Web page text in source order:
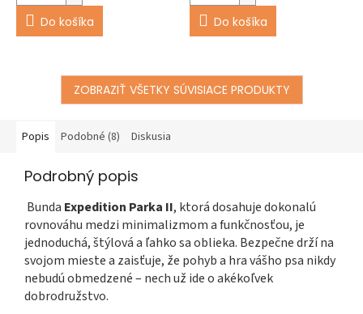
Do košíka Do košíka
ZOBRAZIŤ VŠETKY SÚVISIACE PRODUKTY
Popis Podobné (8) Diskusia
Podrobný popis
Bunda Expedition Parka II, ktorá dosahuje dokonalú
rovnováhu medzi minimalizmom a funkčnosťou, je
jednoduchá, štýlová a ľahko sa oblieka. Bezpečne drží na
svojom mieste a zaisťuje, že pohyb a hra vášho psa nikdy
nebudú obmedzené – nech už ide o akékoľvek
dobrodružstvo.